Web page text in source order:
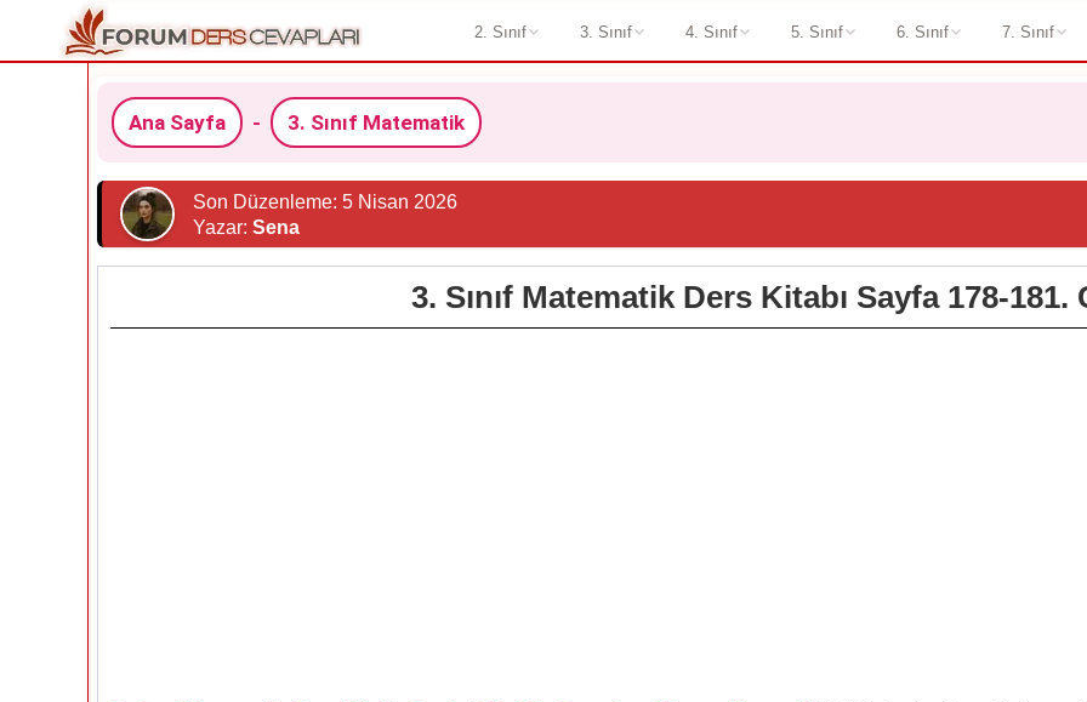
2. Sınıf 3. Sınıf 4. Sınıf 5. Sınıf 6. Sınıf 7. Sınıf
Ana Sayfa - 3. Sınıf Matematik
Son Düzenleme: 5 Nisan 2026
Yazar: Sena
3. Sınıf Matematik Ders Kitabı Sayfa 178-181.